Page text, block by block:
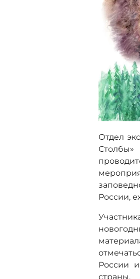
Отдел
Столбы»
России,
России
страны.